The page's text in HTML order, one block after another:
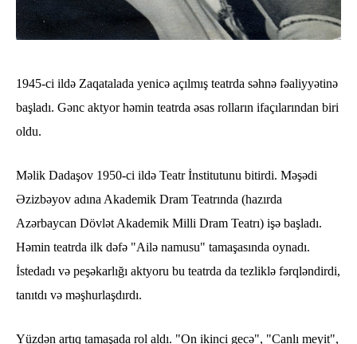
1945-ci ildə Zaqatalada yenicə açılmış teatrda səhnə fəaliyyətinə
başladı. Gənc aktyor həmin teatrda əsas rolların ifaçılarından biri
oldu.
Məlik Dadaşov 1950-ci ildə Teatr İnstitutunu bitirdi. Məşədi
Əzizbəyov adına Akademik Dram Teatrında (hazırda
Azərbaycan Dövlət Akademik Milli Dram Teatrı) işə başladı.
Həmin teatrda ilk dəfə "Ailə namusu" tamaşasında oynadı.
İstedadı və peşəkarlığı aktyoru bu teatrda da tezliklə fərqləndirdi,
tanıtdı və məşhurlaşdırdı.
Yüzdən artıq tamaşada rol aldı. "On ikinci gecə", "Canlı meyit",